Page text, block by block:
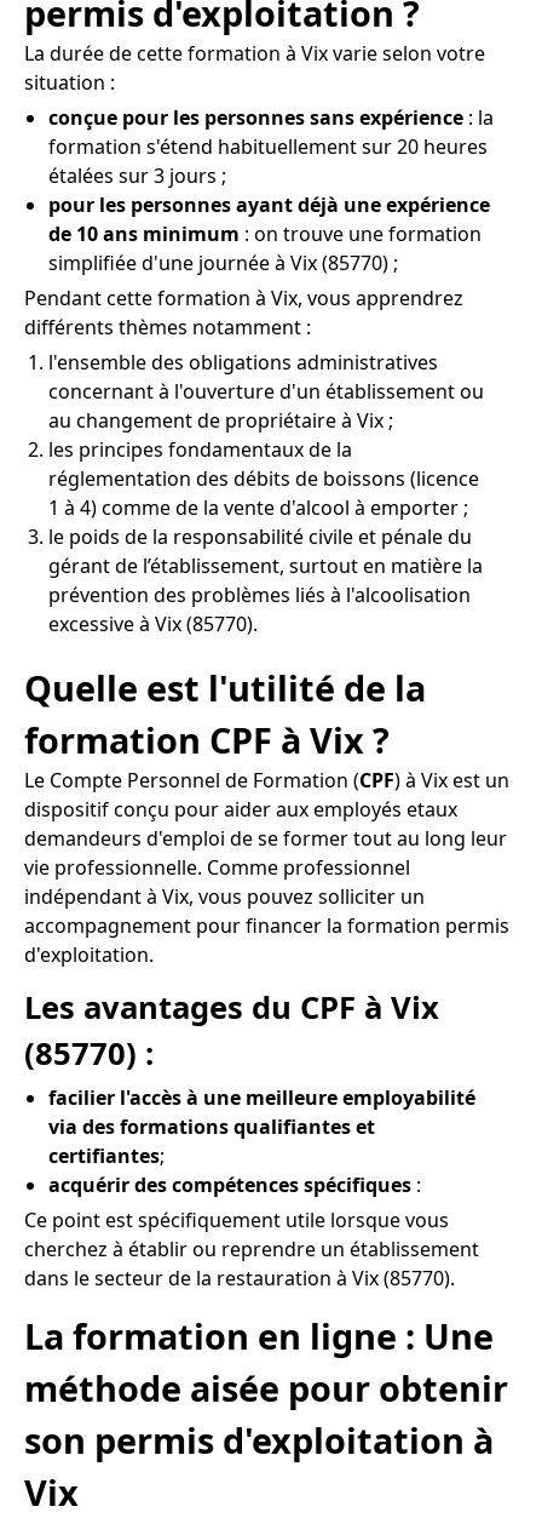
permis d'exploitation ?
La durée de cette formation à Vix varie selon votre
situation :
conçue pour les personnes sans expérience : la
formation s'étend habituellement sur 20 heures
étalées sur 3 jours ;
pour les personnes ayant déjà une expérience
de 10 ans minimum : on trouve une formation
simplifiée d'une journée à Vix (85770) ;
Pendant cette formation à Vix, vous apprendrez
différents thèmes notamment :
l'ensemble des obligations administratives
concernant à l'ouverture d'un établissement ou
au changement de propriétaire à Vix ;
les principes fondamentaux de la
réglementation des débits de boissons (licence
1 à 4) comme de la vente d'alcool à emporter ;
le poids de la responsabilité civile et pénale du
gérant de l’établissement, surtout en matière la
prévention des problèmes liés à l'alcoolisation
excessive à Vix (85770).
Quelle est l'utilité de la
formation CPF à Vix ?
Le Compte Personnel de Formation (CPF) à Vix est un
dispositif conçu pour aider aux employés etaux
demandeurs d'emploi de se former tout au long leur
vie professionnelle. Comme professionnel
indépendant à Vix, vous pouvez solliciter un
accompagnement pour financer la formation permis
d'exploitation.
Les avantages du CPF à Vix
(85770) :
facilier l'accès à une meilleure employabilité
via des formations qualifiantes et
certifiantes;
acquérir des compétences spécifiques :
Ce point est spécifiquement utile lorsque vous
cherchez à établir ou reprendre un établissement
dans le secteur de la restauration à Vix (85770).
La formation en ligne : Une
méthode aisée pour obtenir
son permis d'exploitation à
Vix